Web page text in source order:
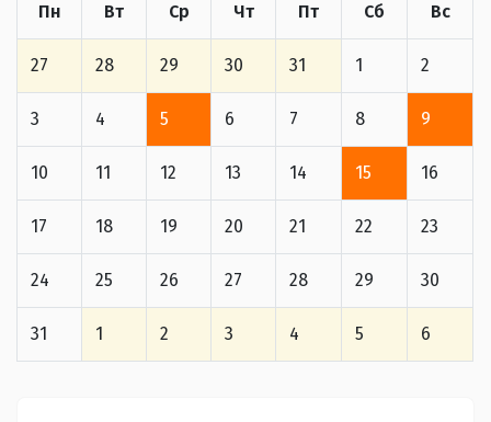
Пн Вт Ср Чт Пт Сб Вс
27 28 29 30 31 1 2
3 4 5 6 7 8 9
10 11 12 13 14 15 16
17 18 19 20 21 22 23
24 25 26 27 28 29 30
31 1 2 3 4 5 6